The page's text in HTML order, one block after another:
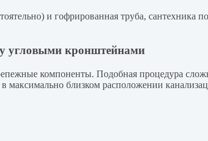
и гофрированная труба, сантехника
угловыми кронштейнами
компоненты. Подобная процедура
максимально близком расположении